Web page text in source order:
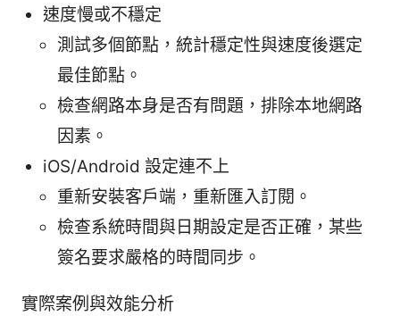
速度慢或不穩定
測試多個節點，統計穩定性與速度後選定
最佳節點。
檢查網路本身是否有問題，排除本地網路
因素。
iOS/Android 設定連不上
重新安裝客戶端，重新匯入訂閱。
檢查系統時間與日期設定是否正確，某些
簽名要求嚴格的時間同步。
實際案例與效能分析